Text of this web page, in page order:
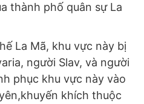
thành phố quân sự La
La Mã, khu vực này bị
người Slav, và người
phục khu vực này vào
khích thuộc